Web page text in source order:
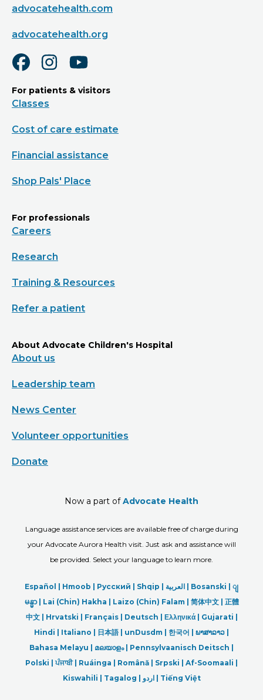
advocatehealth.com
advocatehealth.org
For patients & visitors
Classes
Cost of care estimate
Financial assistance
Shop Pals' Place
For professionals
Careers
Research
Training & Resources
Refer a patient
About Advocate Children's Hospital
About us
Leadership team
News Center
Volunteer opportunities
Donate
Now a part ofAdvocate Health
Language assistance services are available free of charge during
your Advocate Aurora Health visit. Just ask and assistance will
be provided. Select your language to learn more.
Español | Hmoob | Русский | Shqip | العربیة | Bosanski | ျ
မန္မာ| Lai (Chin) Hakha | Laizo (Chin) Falam | 简体中文 | 正體
中文 | Hrvatski | Français | Deutsch | Ελληνικά | Gujarati |
Hindi | Italiano | 日本語| unDusdm | 한국어 | ພາສາລາວ |
Bahasa Melayu | മലയാളം| Pennsylvaanisch Deitsch |
Polski |ਪੰਜਾਬੀ| Ruáinga | Română | Srpski | Af-Soomaali |
Kiswahili | Tagalog | اردو| Tiếng Việt